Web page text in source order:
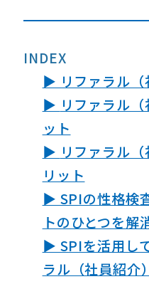
INDEX
▶ リファラル（
▶ リファラル
ット
▶ リファラル
リット
▶ SPIの性格検
トのひとつを解
▶ SPIを活用し
ラル（社員紹介